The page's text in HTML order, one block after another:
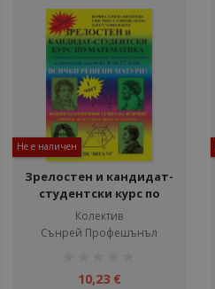
Не е наличен
Зрелостен и кандидат-
студентски курс по
математика - част 1
Колектив
Сънрей Профешънъл
10,23 €